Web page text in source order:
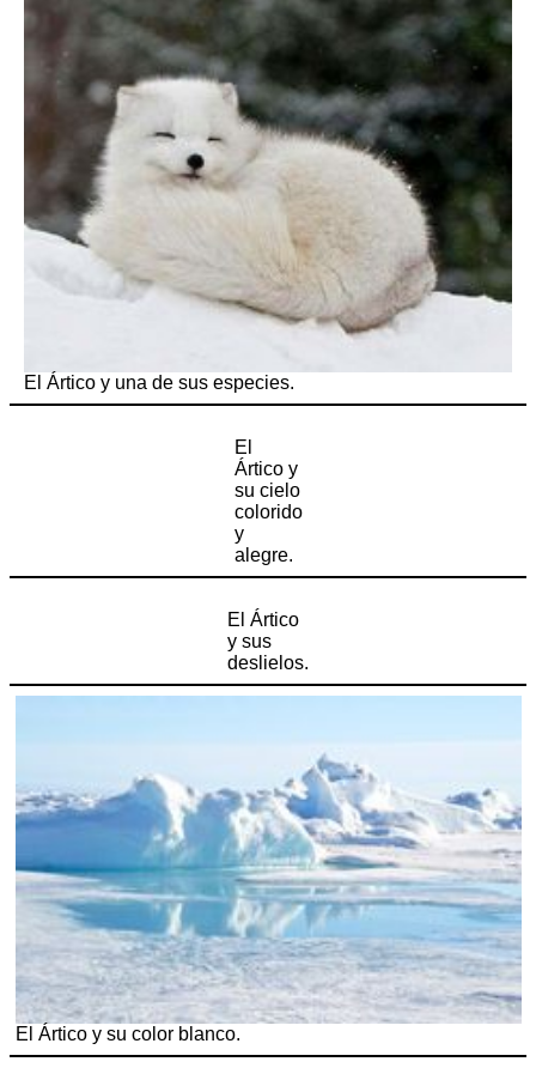
El Ártico y una de sus especies.
El
Ártico y
su cielo
colorido
y
alegre.
El Ártico
y sus
deslielos.
El Ártico y su color blanco.